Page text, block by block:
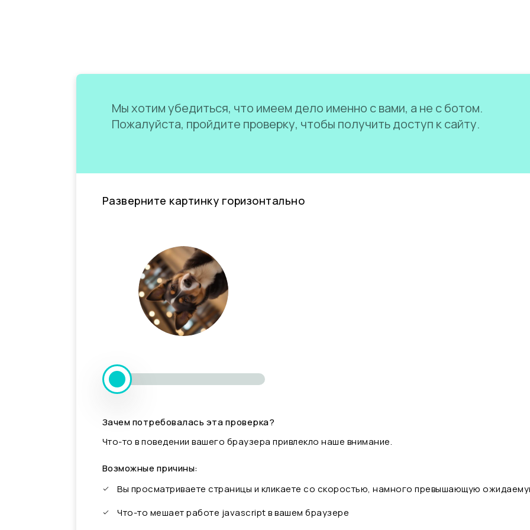
Мы хотим убедиться, что имеем дело именно с вами, а не с ботом.
Пожалуйста, пройдите проверку, чтобы получить доступ к сайту.
Разверните картинку горизонтально
Зачем потребовалась эта проверка?
Что-то в поведении вашего браузера привлекло наше внимание.
Возможные причины:
Вы просматриваете страницы и кликаете со скоростью, намного превышающую
Что-то мешает работе javascript в вашем браузере